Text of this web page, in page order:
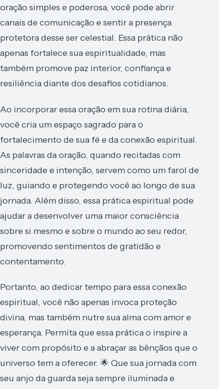
oração simples e poderosa, você pode abrir
canais de comunicação e sentir a presença
protetora desse ser celestial. Essa prática não
apenas fortalece sua espiritualidade, mas
também promove paz interior, confiança e
resiliência diante dos desafios cotidianos.
Ao incorporar essa oração em sua rotina diária,
você cria um espaço sagrado para o
fortalecimento de sua fé e da conexão espiritual.
As palavras da oração, quando recitadas com
sinceridade e intenção, servem como um farol de
luz, guiando e protegendo você ao longo de sua
jornada. Além disso, essa prática espiritual pode
ajudar a desenvolver uma maior consciência
sobre si mesmo e sobre o mundo ao seu redor,
promovendo sentimentos de gratidão e
contentamento.
Portanto, ao dedicar tempo para essa conexão
espiritual, você não apenas invoca proteção
divina, mas também nutre sua alma com amor e
esperança. Permita que essa prática o inspire a
viver com propósito e a abraçar as bênçãos que o
universo tem a oferecer. 🌟 Que sua jornada com
seu anjo da guarda seja sempre iluminada e